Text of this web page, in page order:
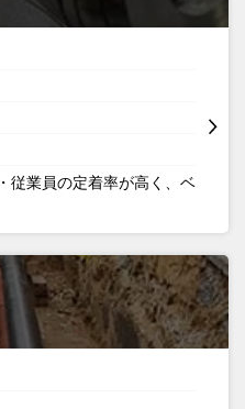
従業員の定着率が高く、ベ